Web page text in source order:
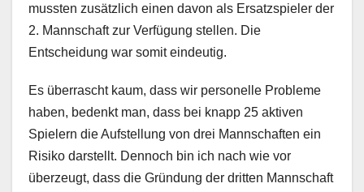
mussten zusätzlich einen davon als Ersatzspieler der
2. Mannschaft zur Verfügung stellen. Die
Entscheidung war somit eindeutig.
Es überrascht kaum, dass wir personelle Probleme
haben, bedenkt man, dass bei knapp 25 aktiven
Spielern die Aufstellung von drei Mannschaften ein
Risiko darstellt. Dennoch bin ich nach wie vor
überzeugt, dass die Gründung der dritten Mannschaft